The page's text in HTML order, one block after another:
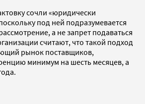
сочли «юридически
под ней подразумевается
а не запрет подаваться
считают, что такой подход
рынок поставщиков,
минимум на шесть месяцев, а